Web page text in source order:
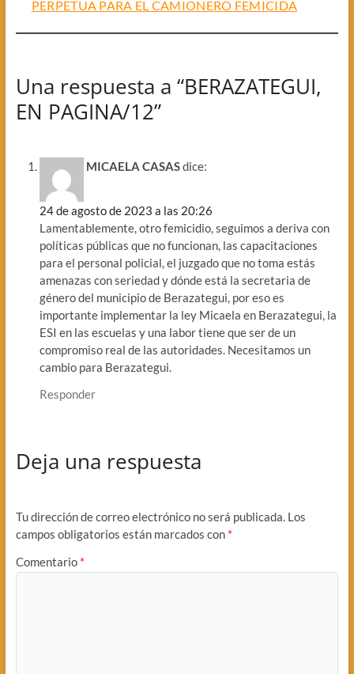
PERPETUA PARA EL CAMIONERO FEMICIDA
Una respuesta a “BERAZATEGUI,
EN PAGINA/12”
MICAELA CASASdice:
24 de agosto de 2023 a las 20:26
Lamentablemente, otro femicidio, seguimos a deriva con
políticas públicas que no funcionan, las capacitaciones
para el personal policial, el juzgado que no toma estás
amenazas con seriedad y dónde está la secretaria de
género del municipio de Berazategui, por eso es
importante implementar la ley Micaela en Berazategui, la
ESI en las escuelas y una labor tiene que ser de un
compromiso real de las autoridades. Necesitamos un
cambio para Berazategui.
Responder
Deja una respuesta
Tu dirección de correo electrónico no será publicada. Los
campos obligatorios están marcados con *
Comentario *